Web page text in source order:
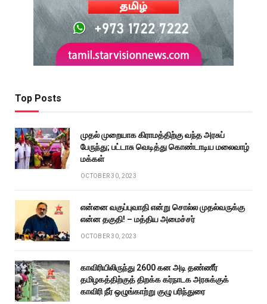
Top Posts
முதல் முறையாக கிராமத்திற்கு வந்த அரசுப்
பேருந்து; பட்டாசு வெடித்து கொண்டாடிய மலைவாழ்
மக்கள்
OCTOBER 30, 2023
என்னை வகுப்புவாதி என்று சொல்ல முதல்வருக்கு
என்ன தகுதி! – மத்திய அமைச்சர்
OCTOBER 30, 2023
காவிரியிலிருந்து 2600 கன அடி தண்ணீர்
தமிழகத்திற்குத் திறக்க கர்நாடக அரசுக்குக்
காவிரி நீர் ஒழுங்காற்று குழு பரிந்துரை